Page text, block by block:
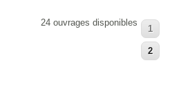
24 ouvrages disponibles
1
2